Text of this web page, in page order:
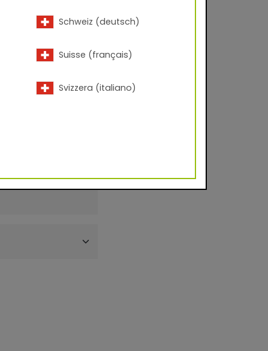
Schweiz (deutsch)
Suisse (français)
Svizzera (italiano)